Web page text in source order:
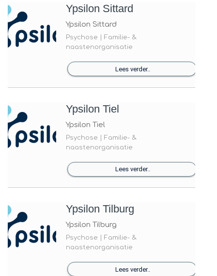
Ypsilon Sittard
Ypsilon Sittard
Psychose | Familie- &
naastenorganisatie
Lees verder..
Ypsilon Tiel
Ypsilon Tiel
Psychose | Familie- &
naastenorganisatie
Lees verder..
Ypsilon Tilburg
Ypsilon Tilburg
Psychose | Familie- &
naastenorganisatie
Lees verder..